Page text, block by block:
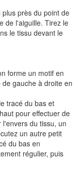
près du point de
de l'aiguille. Tirez le
le tissu devant le
forme un motif en
gauche à droite en
tracé du bas et
pour effectuer de
du tissu, un
un autre petit
du bas en
régulier, puis